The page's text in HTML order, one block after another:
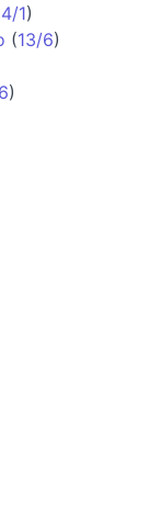
1)
(13/6)
)